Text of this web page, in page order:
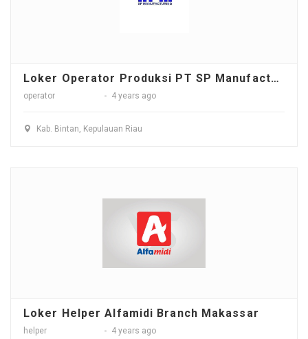
Loker Operator Produksi PT SP Manufacturing - Batam
operator 4 years ago
Kab. Bintan, Kepulauan Riau
Loker Helper Alfamidi Branch Makassar
helper 4 years ago